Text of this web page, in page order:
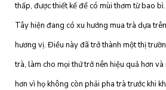
thấp, được thiết kế để có mùi thơm từ bao
Tây hiện đang có xu hướng mua trà dựa
hương vị. Điều này đã trở thành một thị
trà, làm cho mọi thứ trở nên hiệu quả hơn
hơn vì họ không còn phải pha trà trước khi